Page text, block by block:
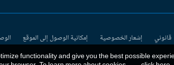
قانوني إشعار الخصوصية إمكانية الوصول إلى الموقع
functionality and give you the best possible